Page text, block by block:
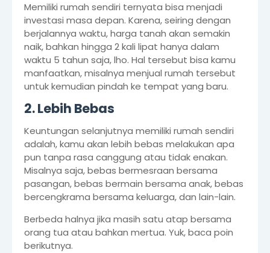
Memiliki rumah sendiri ternyata bisa menjadi
investasi masa depan. Karena, seiring dengan
berjalannya waktu, harga tanah akan semakin
naik, bahkan hingga 2 kali lipat hanya dalam
waktu 5 tahun saja, lho. Hal tersebut bisa kamu
manfaatkan, misalnya menjual rumah tersebut
untuk kemudian pindah ke tempat yang baru.
2. Lebih Bebas
Keuntungan selanjutnya memiliki rumah sendiri
adalah, kamu akan lebih bebas melakukan apa
pun tanpa rasa canggung atau tidak enakan.
Misalnya saja, bebas bermesraan bersama
pasangan, bebas bermain bersama anak, bebas
bercengkrama bersama keluarga, dan lain-lain.
Berbeda halnya jika masih satu atap bersama
orang tua atau bahkan mertua. Yuk, baca poin
berikutnya.